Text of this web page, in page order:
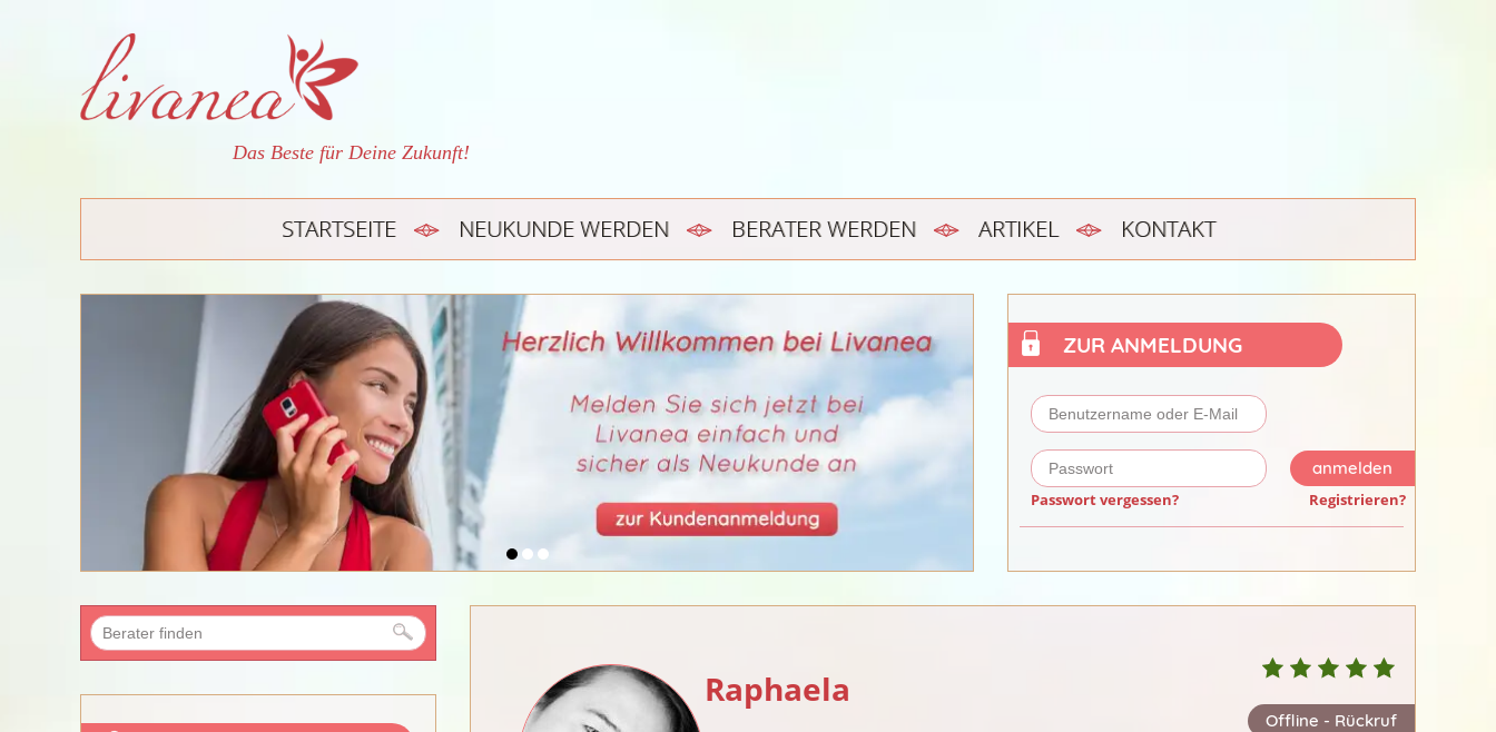
Das Beste für Deine Zukunft!
STARTSEITE NEUKUNDE WERDEN BERATER WERDEN ARTIKEL KONTAKT
ZUR ANMELDUNG
Passwort vergessen? Registrieren?
Raphaela
Offline - Rückruf